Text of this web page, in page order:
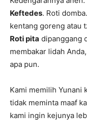
Keftedes. Roti
kentang goreng atau
Roti pita dipanggang
membakar lidah
apa pun.
Kami memilih Yunani
tidak meminta maaf
kami ingin kejunya